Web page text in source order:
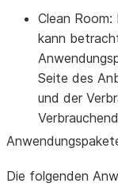
Clean Room:
kann
Seite des
und der
Die folgenden